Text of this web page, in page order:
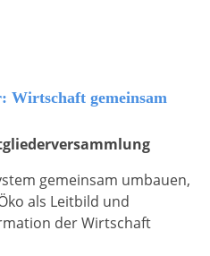
Wirtschaft gemeinsam
gemeinsam umbauen,
als Leitbild und
der Wirtschaft